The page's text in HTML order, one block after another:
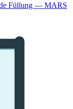
Füllung — MARS